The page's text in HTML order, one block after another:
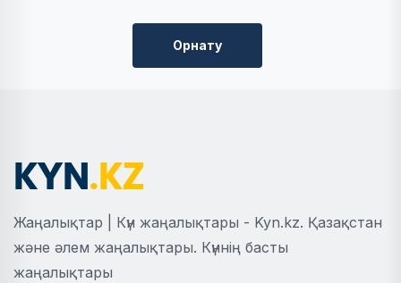
Орнату
Жаңалықтар | Күн жаңалықтары - Kyn.kz. Қазақстан
және әлем жаңалықтары. Күннің басты
жаңалықтары